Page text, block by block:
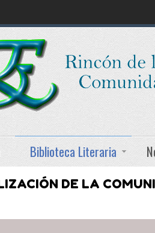
Biblioteca Literaria
DE LA